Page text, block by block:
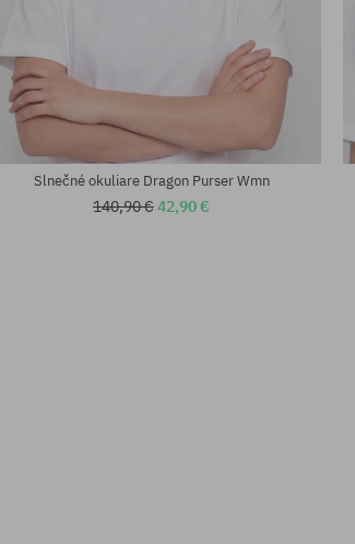
univerzálna veľkosť
Slnečné okuliare Dragon Purser Wmn
140,90 €42,90 €